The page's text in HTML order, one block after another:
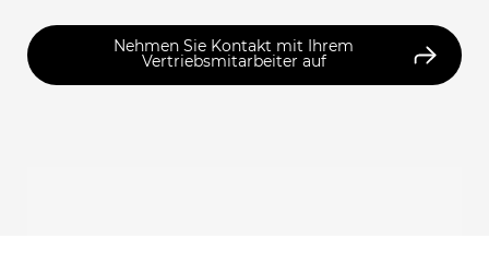
Nehmen Sie Kontakt mit Ihrem
Vertriebsmitarbeiter auf